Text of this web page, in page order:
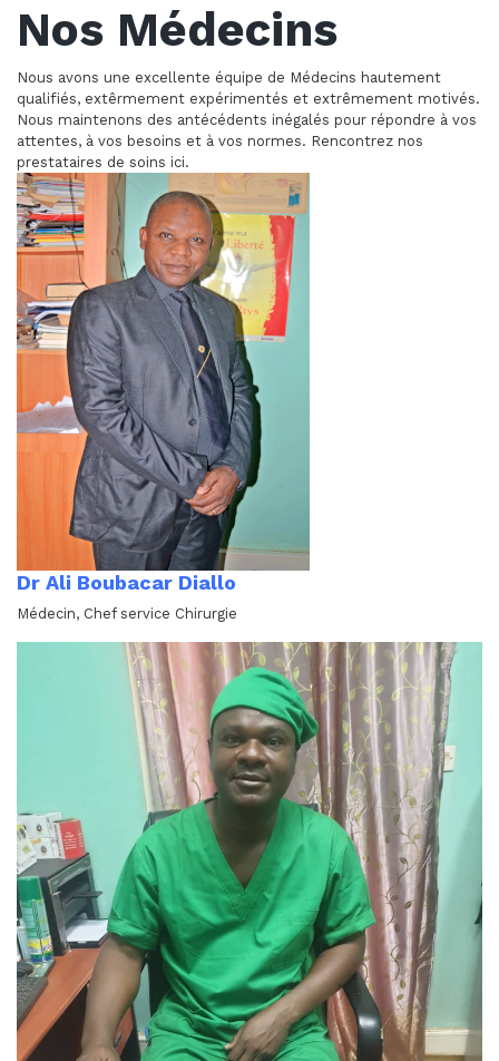
Nos Médecins
Nous avons une excellente équipe de Médecins hautement
qualifiés, extêrmement expérimentés et extrêmement motivés.
Nous maintenons des antécédents inégalés pour répondre à vos
attentes, à vos besoins et à vos normes. Rencontrez nos
prestataires de soins ici.
Dr Ali Boubacar Diallo
Médecin, Chef service Chirurgie